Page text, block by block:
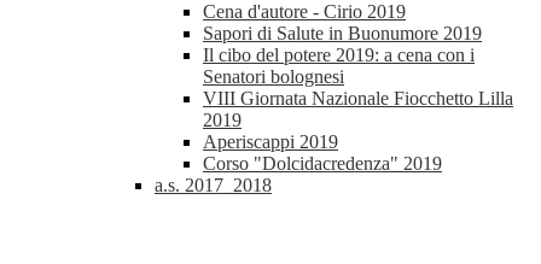
Cena d'autore - Cirio 2019
Sapori di Salute in Buonumore 2019
Il cibo del potere 2019: a cena con i
Senatori bolognesi
VIII Giornata Nazionale Fiocchetto Lilla
2019
Aperiscappi 2019
Corso "Dolcidacredenza" 2019
a.s. 2017_2018